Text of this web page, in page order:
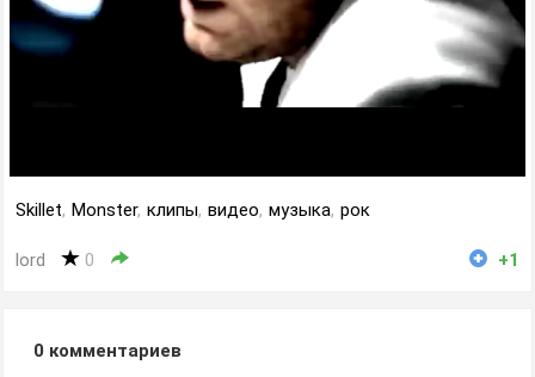
Skillet, Monster, клипы, видео, музыка, рок
lord 0 +1
0 комментариев